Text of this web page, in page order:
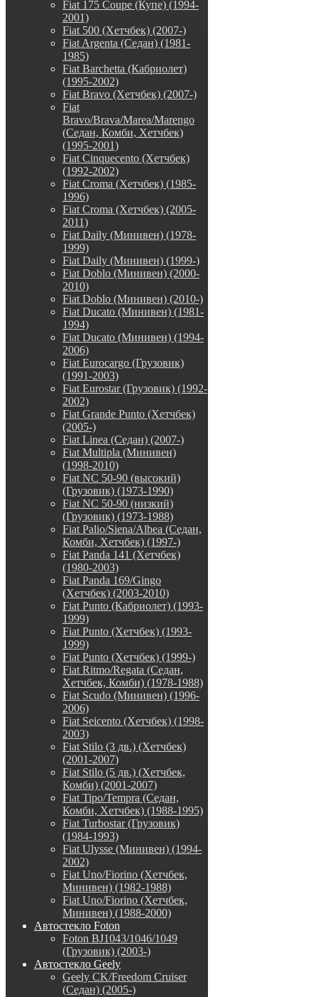
Fiat 175 Coupe (Купе) (1994-
2001)
Fiat 500 (Хетчбек) (2007-)
Fiat Argenta (Седан) (1981-
1985)
Fiat Barchetta (Кабриолет)
(1995-2002)
Fiat Bravo (Хетчбек) (2007-)
Fiat
Bravo/Brava/Marea/Marengo
(Седан, Комби, Хетчбек)
(1995-2001)
Fiat Cinquecento (Хетчбек)
(1992-2002)
Fiat Croma (Хетчбек) (1985-
1996)
Fiat Croma (Хетчбек) (2005-
2011)
Fiat Daily (Минивен) (1978-
1999)
Fiat Daily (Минивен) (1999-)
Fiat Doblo (Минивен) (2000-
2010)
Fiat Doblo (Минивен) (2010-)
Fiat Ducato (Минивен) (1981-
1994)
Fiat Ducato (Минивен) (1994-
2006)
Fiat Eurocargo (Грузовик)
(1991-2003)
Fiat Eurostar (Грузовик) (1992-
2002)
Fiat Grande Punto (Хетчбек)
(2005-)
Fiat Linea (Седан) (2007-)
Fiat Multipla (Минивен)
(1998-2010)
Fiat NC 50-90 (высокий)
(Грузовик) (1973-1990)
Fiat NC 50-90 (низкий)
(Грузовик) (1973-1988)
Fiat Palio/Siena/Albea (Седан,
Комби, Хетчбек) (1997-)
Fiat Panda 141 (Хетчбек)
(1980-2003)
Fiat Panda 169/Gingo
(Хетчбек) (2003-2010)
Fiat Punto (Кабриолет) (1993-
1999)
Fiat Punto (Хетчбек) (1993-
1999)
Fiat Punto (Хетчбек) (1999-)
Fiat Ritmo/Regata (Седан,
Хетчбек, Комби) (1978-1988)
Fiat Scudo (Минивен) (1996-
2006)
Fiat Seicento (Хетчбек) (1998-
2003)
Fiat Stilo (3 дв.) (Хетчбек)
(2001-2007)
Fiat Stilo (5 дв.) (Хетчбек,
Комби) (2001-2007)
Fiat Tipo/Tempra (Седан,
Комби, Хетчбек) (1988-1995)
Fiat Turbostar (Грузовик)
(1984-1993)
Fiat Ulysse (Минивен) (1994-
2002)
Fiat Uno/Fiorino (Хетчбек,
Минивен) (1982-1988)
Fiat Uno/Fiorino (Хетчбек,
Минивен) (1988-2000)
Автостекло Foton
Foton BJ1043/1046/1049
(Грузовик) (2003-)
Автостекло Geely
Geely CK/Freedom Cruiser
(Седан) (2005-)